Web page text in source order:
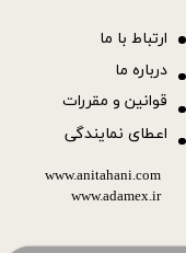
قوانین و مقررات
ارتباط با ما
درباره ما
اعطای نمایندگی
www.anitahani.com
www.ada​​​​​​​mex.ir